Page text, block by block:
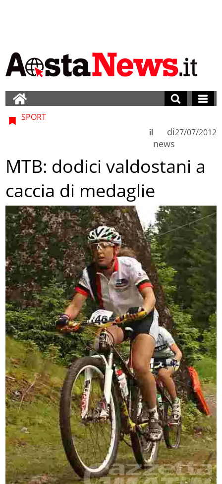
SPORT
di
news
il 27/07/2012
MTB: dodici valdostani a
caccia di medaglie